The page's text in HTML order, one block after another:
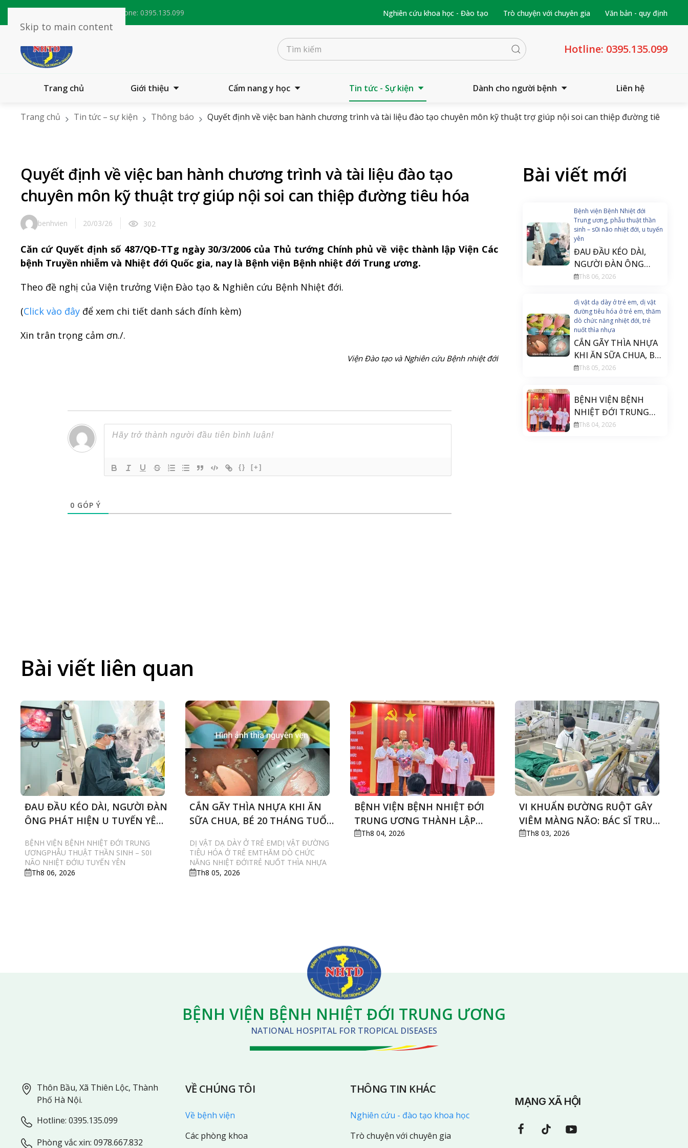
Skip to main content
Phone: 0395.135.099 Nghiên cứu khoa học - Đào tạo Trò chuyện với chuyên gia Văn bản - quy định
Hotline: 0395.135.099
Trang chủ Giới thiệu Cẩm nang y học Tin tức - Sự kiện Dành cho người bệnh Liên hệ
Trang chủ Tin tức – sự kiện Thông báo
Quyết định về việc ban hành chương trình và tài liệu đào tạo chuyên môn kỹ thuật trợ giúp nội soi can thiệp đường tiêu
Quyết định về việc ban hành chương trình và tài liệu đào tạo
chuyên môn kỹ thuật trợ giúp nội soi can thiệp đường tiêu hóa
benhvien 20/03/26 302
Căn cứ Quyết định số 487/QĐ-TTg ngày 30/3/2006 của Thủ tướng Chính phủ về việc thành lập Viện Các
bệnh Truyền nhiễm và Nhiệt đới Quốc gia, nay là Bệnh viện Bệnh nhiệt đới Trung ương.
Theo đề nghị của Viện trưởng Viện Đào tạo & Nghiên cứu Bệnh Nhiệt đới.
(Click vào đây để xem chi tiết danh sách đính kèm)
Xin trân trọng cảm ơn./.
Viện Đào tạo và Nghiên cứu Bệnh nhiệt đới
{} [+]
0 GÓP Ý
Bài viết mới
Bệnh viện Bệnh Nhiệt đới
Trung ương, phẫu thuật thần
sinh – s0i não nhiệt đới, u tuyến
yên
ĐAU ĐẦU KÉO DÀI,
NGƯỜI ĐÀN ÔNG
PHÁT HIỆN U TUYẾN
Th8 06, 2026
dị vật dạ dày ở trẻ em, dị vật
đường tiêu hóa ở trẻ em, thăm
dò chức năng nhiệt đới, trẻ
nuốt thìa nhựa
CẮN GÃY THÌA NHỰA
KHI ĂN SỮA CHUA, BÉ
20 THÁNG TUỔI PHẢI
Th8 05, 2026
BỆNH VIỆN BỆNH
NHIỆT ĐỚI TRUNG
ƯƠNG THÀNH LẬP
Th8 04, 2026
Bài viết liên quan
ĐAU ĐẦU KÉO DÀI, NGƯỜI ĐÀN
ÔNG PHÁT HIỆN U TUYẾN YÊN
BỆNH VIỆN BỆNH NHIỆT ĐỚI TRUNG
ƯƠNGPHẪU THUẬT THẦN SINH – S0I
NÃO NHIỆT ĐỚIU TUYẾN YÊN
Th8 06, 2026
CẮN GÃY THÌA NHỰA KHI ĂN
SỮA CHUA, BÉ 20 THÁNG TUỔI
DỊ VẬT DẠ DÀY Ở TRẺ EMDỊ VẬT ĐƯỜNG
TIÊU HÓA Ở TRẺ EMTHĂM DÒ CHỨC
NĂNG NHIỆT ĐỚITRẺ NUỐT THÌA NHỰA
Th8 05, 2026
BỆNH VIỆN BỆNH NHIỆT ĐỚI
TRUNG ƯƠNG THÀNH LẬP
KHOA PHẪU THUẬT THẦN
Th8 04, 2026
VI KHUẨN ĐƯỜNG RUỘT GÂY
VIÊM MÀNG NÃO: BÁC SĨ TRUY
TÌM “MẮT XÍCH” PHÍA SAU CA
Th8 03, 2026
BỆNH VIỆN BỆNH NHIỆT ĐỚI TRUNG ƯƠNG
NATIONAL HOSPITAL FOR TROPICAL DISEASES
Thôn Bầu, Xã Thiên Lộc, Thành
Phố Hà Nội.
Hotline: 0395.135.099
Phòng vắc xin: 0978.667.832
VỀ CHÚNG TÔI
Về bệnh viện
Các phòng khoa
THÔNG TIN KHÁC
Nghiên cứu - đào tạo khoa học
Trò chuyện với chuyên gia
MẠNG XÃ HỘI